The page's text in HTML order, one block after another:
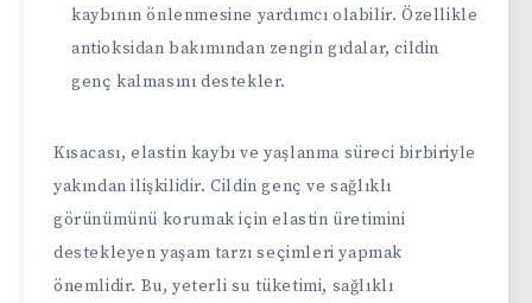
kaybının önlenmesine yardımcı olabilir. Özellikle
antioksidan bakımından zengin gıdalar, cildin
genç kalmasını destekler.
Kısacası, elastin kaybı ve yaşlanma süreci birbiriyle
yakından ilişkilidir. Cildin genç ve sağlıklı
görünümünü korumak için elastin üretimini
destekleyen yaşam tarzı seçimleri yapmak
önemlidir. Bu, yeterli su tüketimi, sağlıklı